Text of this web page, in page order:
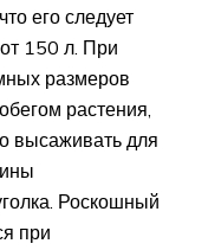
его следует
150 л. При
размеров
растения,
высаживать для
Роскошный
при